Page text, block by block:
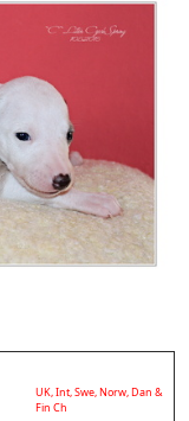
UK, Int, Swe, Norw, Dan &
Fin Ch